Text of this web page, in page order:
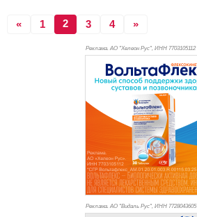
« 1 2 3 4 »
Реклама. АО "Хелеон Рус", ИНН 7703105112
Реклама. АО "Видаль Рус", ИНН 7728043605